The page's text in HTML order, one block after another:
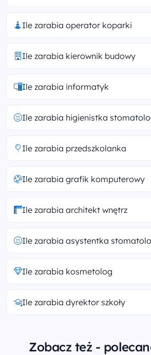
Ile zarabia operator koparki
Ile zarabia kierownik budowy
Ile zarabia informatyk
Ile zarabia higienistka
Ile zarabia przedszkolanka
Ile zarabia grafik komputerowy
Ile zarabia architekt wnętrz
Ile zarabia asystentka
Ile zarabia kosmetolog
Ile zarabia dyrektor szkoły
Zobacz też -